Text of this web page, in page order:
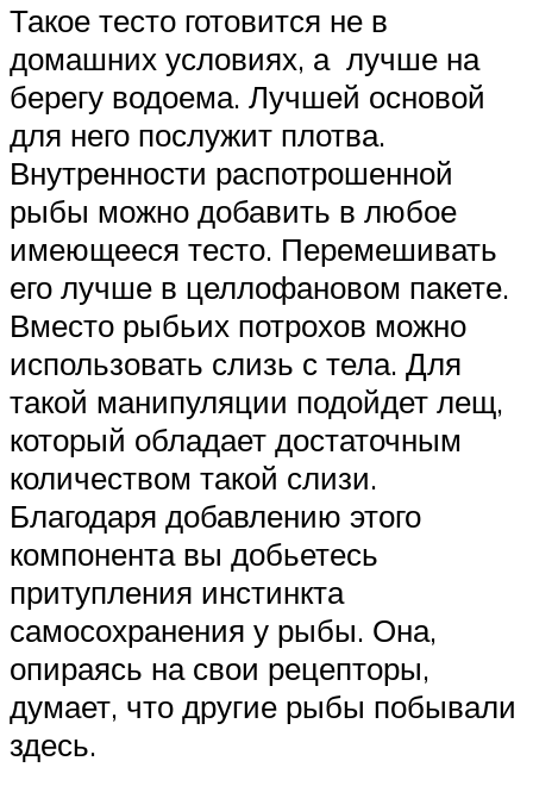
Такое тесто готовится не в
домашних условиях, а лучше на
берегу водоема. Лучшей основой
для него послужит плотва.
Внутренности распотрошенной
рыбы можно добавить в любое
имеющееся тесто. Перемешивать
его лучше в целлофановом пакете.
Вместо рыбьих потрохов можно
использовать слизь с тела. Для
такой манипуляции подойдет лещ,
который обладает достаточным
количеством такой слизи.
Благодаря добавлению этого
компонента вы добьетесь
притупления инстинкта
самосохранения у рыбы. Она,
опираясь на свои рецепторы,
думает, что другие рыбы побывали
здесь.